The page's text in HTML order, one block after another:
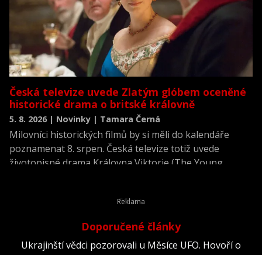
Česká televize uvede Zlatým glóbem oceněné
historické drama o britské královně
5. 8. 2026 | Novinky | Tamara Černá
Milovníci historických filmů by si měli do kalendáře
poznamenat 8. srpen. Česká televize totiž uvede
životopisné drama Královna Viktorie (The Young
Doporučené články
Ukrajinští vědci pozorovali u Měsíce UFO. Hovoří o